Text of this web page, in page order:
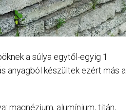
a súlya egytől-egyig 1
anyagból készültek ezért más a
magnézium, alumínium, titán,